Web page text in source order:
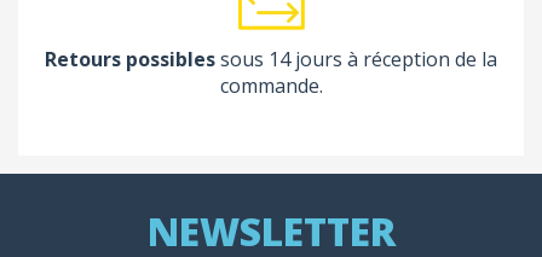
Retours possiblessous 14 jours à réception de la
commande.